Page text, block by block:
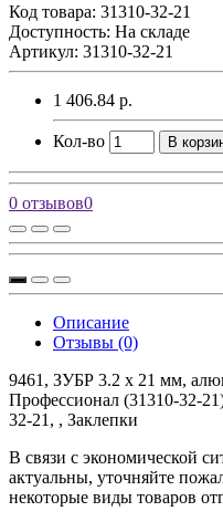
Код товара: 31310-32-21
Доступность: На складе
Артикул: 31310-32-21
1 406.84 р.
Кол-во В
0 отзывов0
Описание
Отзывы (0)
9461, ЗУБР 3.2 х 21 мм,
Профессионал (31310-32-
32-21, , Заклепки
В связи с экономической
актуальны, уточняйте
некоторые виды товаров